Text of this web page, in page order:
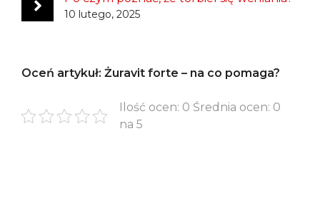
10 lutego, 2025
Oceń artykuł: Żuravit forte – na co pomaga?
Ilość ocen: 0 Średnia ocen: 0
na 5